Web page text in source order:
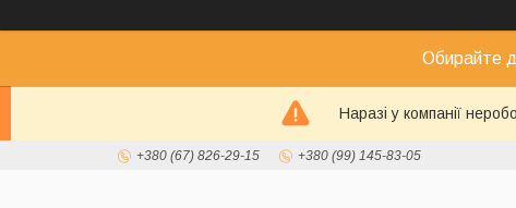
Обирайте
Наразі у компанії
+380 (67) 826-29-15 +380 (99) 145-83-05